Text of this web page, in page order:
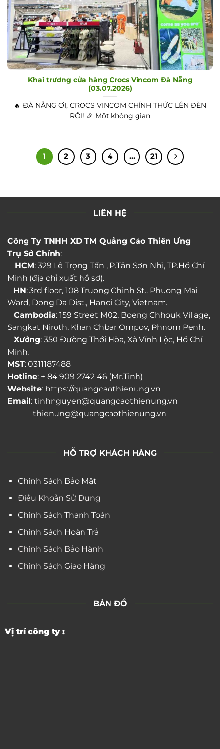
Khai trương cửa hàng Crocs Vincom Đà Nẵng
(03.07.2026)
🔥 ĐÀ NẴNG ƠI, CROCS VINCOM CHÍNH THỨC LÊN ĐÈN
RỒI! 🎉 Một không gian
1 2 3 4 … 21
LIÊN HỆ
Công Ty TNHH XD TM Quảng Cáo Thiên Ưng
Trụ Sở Chính:
HCM: 329 Lê Trọng Tấn , P.Tân Sơn Nhì, TP.Hồ Chí
Minh (địa chỉ xuất hồ sơ).
HN: 3rd floor, 108 Truong Chinh St., Phuong Mai
Ward, Dong Da Dist., Hanoi City, Vietnam.
Cambodia: 159 Street M02, Boeng Chhouk Village,
Sangkat Niroth, Khan Chbar Ompov, Phnom Penh.
Xưởng: 350 Đường Thới Hòa, Xã Vĩnh Lộc, Hồ Chí
Minh.
MST: 0311187488
Hotline: + 84 909 2742 46 (Mr.Tinh)
Website: https://quangcaothienung.vn
Email: tinhnguyen@quangcaothienung.vn
thienung@quangcaothienung.vn
HỖ TRỢ KHÁCH HÀNG
Chính Sách Bảo Mật
Điều Khoản Sử Dụng
Chính Sách Thanh Toán
Chính Sách Hoàn Trả
Chính Sách Bảo Hành
Chính Sách Giao Hàng
BẢN ĐỒ
Vị trí công ty :